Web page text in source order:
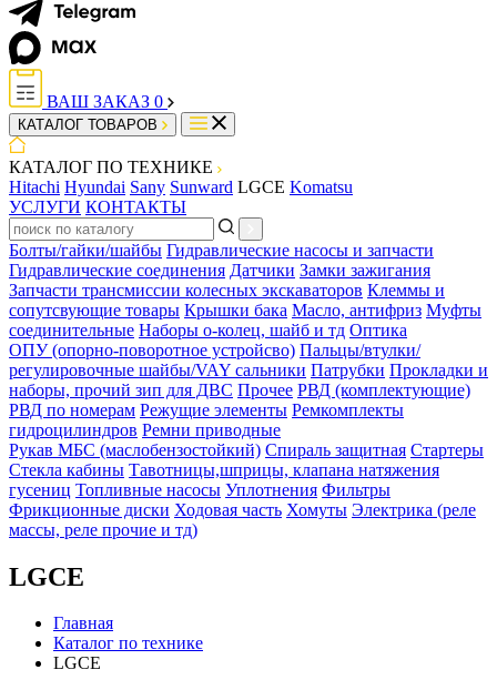
ВАШ ЗАКАЗ 0
КАТАЛОГ ТОВАРОВ
КАТАЛОГ ПО ТЕХНИКЕ
Hitachi Hyundai Sany Sunward LGCE Komatsu
УСЛУГИ КОНТАКТЫ
Болты/гайки/шайбы Гидравлические насосы и запчасти
Гидравлические соединения Датчики Замки зажигания
Запчасти трансмиссии колесных экскаваторов Клеммы и
сопутсвующие товары Крышки бака Масло, антифриз Муфты
соединительные Наборы о-колец, шайб и тд Оптика
ОПУ (опорно-поворотное устройсво) Пальцы/втулки/
регулировочные шайбы/VAY сальники Патрубки Прокладки и
наборы, прочий зип для ДВС Прочее РВД (комплектующие)
РВД по номерам Режущие элементы Ремкомплекты
гидроцилиндров Ремни приводные
Рукав МБС (маслобензостойкий) Спираль защитная Стартеры
Стекла кабины Тавотницы,шприцы, клапана натяжения
гусениц Топливные насосы Уплотнения Фильтры
Фрикционные диски Ходовая часть Хомуты Электрика (реле
массы, реле прочие и тд)
LGCE
Главная
Каталог по технике
LGCE